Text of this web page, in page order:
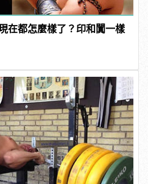
在都怎麼樣了？印和闐一樣